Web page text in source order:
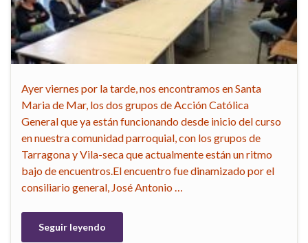
Ayer viernes por la tarde, nos encontramos en Santa
Maria de Mar, los dos grupos de Acción Católica
General que ya están funcionando desde inicio del curso
en nuestra comunidad parroquial, con los grupos de
Tarragona y Vila-seca que actualmente están un ritmo
bajo de encuentros.El encuentro fue dinamizado por el
consiliario general, José Antonio …
Seguir leyendo